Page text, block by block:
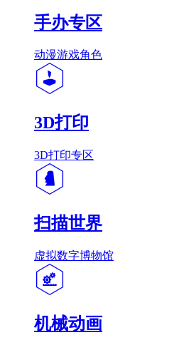
手办专区
动漫游戏角色
3D打印
3D打印专区
扫描世界
虚拟数字博物馆
机械动画